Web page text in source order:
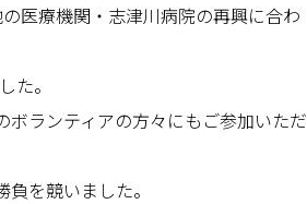
医療機関・志津川病院の再興に合わ
た。
ランティアの方々にもご参加いただ
を競いました。